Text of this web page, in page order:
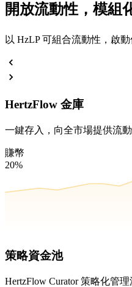
開放流動性，模組
以 HzLP 可組合流動性，啟動
HertzFlow 金庫
一鍵存入，向全市場提供流
賺幣
20%
策略資金池
HertzFlow Curator 策略化管